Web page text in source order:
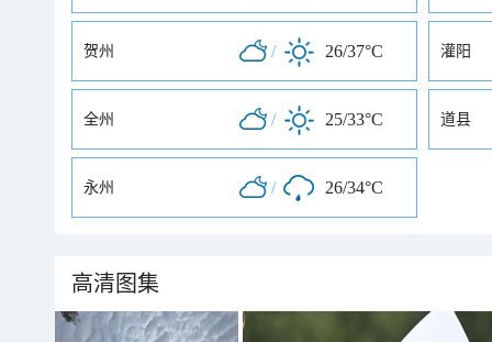
贺州 / 26/37°C 灌阳
全州 / 25/33°C 道县
永州 / 26/34°C
高清图集